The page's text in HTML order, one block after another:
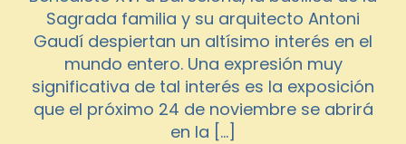
Sagrada familia y su arquitecto Antoni
Gaudí despiertan un altísimo interés en el
mundo entero. Una expresión muy
significativa de tal interés es la exposición
que el próximo 24 de noviembre se abrirá
en la […]